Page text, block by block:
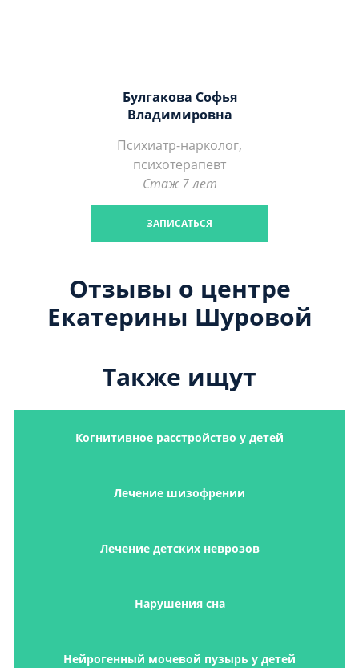
Булгакова Софья
Владимировна
Психиатр-нарколог,
психотерапевт
Стаж 7 лет
ЗАПИСАТЬСЯ
Отзывы о центре
Екатерины Шуровой
Также ищут
Когнитивное расстройство у детей
Лечение шизофрении
Лечение детских неврозов
Нарушения сна
Нейрогенный мочевой пузырь у детей